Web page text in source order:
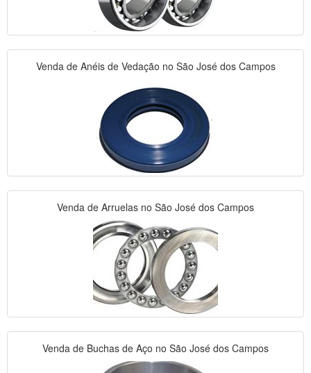
Venda de Anéis de Vedação no São José dos Campos
Venda de Arruelas no São José dos Campos
Venda de Buchas de Aço no São José dos Campos